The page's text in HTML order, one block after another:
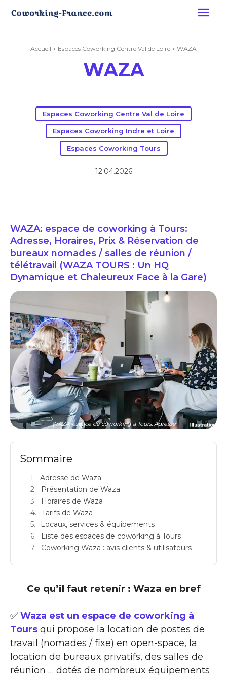
Accueil Espaces Coworking Centre Val de Loire WAZA
WAZA
Espaces Coworking Centre Val de Loire
Espaces Coworking Indre et Loire
Espaces Coworking Tours
12.04.2026
WAZA: espace de coworking à Tours:
Adresse, Horaires, Prix & Réservation de
bureaux nomades / salles de réunion /
télétravail (WAZA TOURS : Un HQ
Dynamique et Chaleureux Face à la Gare)
WAZA: espace de coworking à Tours: Adresse
Sommaire
Adresse de Waza
Présentation de Waza
Horaires de Waza
Tarifs de Waza
Locaux, services & équipements
Liste des espaces de coworking à Tours
Coworking Waza : avis clients & utilisateurs
Ce qu’il faut retenir : Waza en bref
✅ Waza est un espace de coworking à
Tours qui propose la location de postes de
travail (nomades / fixe) en open-space, la
location de bureaux privatifs, des salles de
réunion … dotés de nombreux équipements